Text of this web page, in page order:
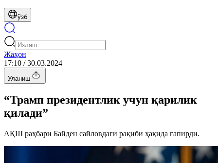
ўзб
Жаҳон
17:10 / 30.03.2024
Уланиш
“Трамп президентлик учун қарилик
қилади”
АҚШ раҳбари Байден сайловдаги рақиби ҳақида гапирди.